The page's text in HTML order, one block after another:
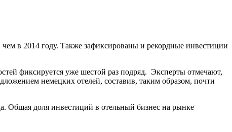
в 2014 году. Также зафиксированы и рекордные инвестиции
фиксируется уже шестой раз подряд. Эксперты отмечают,
немецких отелей, составив, таким образом, почти
Общая доля инвестиций в отельный бизнес на рынке